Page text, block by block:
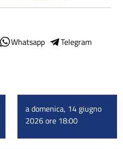
Whatsapp
Telegram
a domenica, 14 giugno
2026 ore 18:00